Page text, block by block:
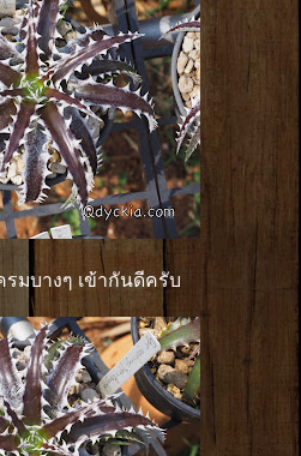
มบางๆ เข้ากันดีครับ